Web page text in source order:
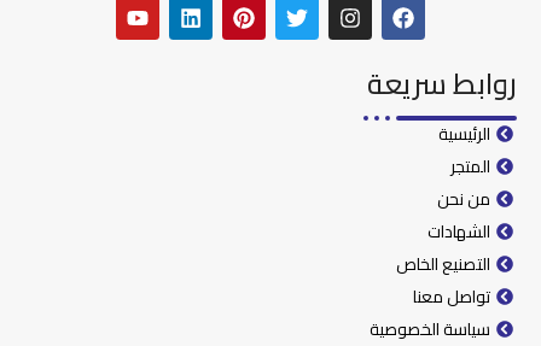
روابط سريعة
الرئيسية
المتجر
من نحن
الشهادات
التصنيع الخاص
تواصل معنا
سياسة الخصوصية